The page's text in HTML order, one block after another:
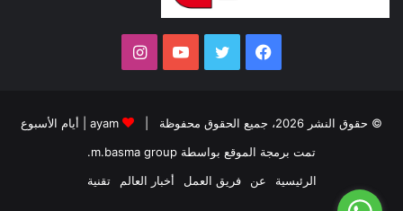
فيسبوك تويتر يوتيوبانستقرام
© حقوق النشر 2026، جميع الحقوق محفوظة | ayam
أيام الأسبوع
تمت برمجة الموقع بواسطة m.basma group
.
الرئيسية
عن فريق العمل أخبار العالم تقنية